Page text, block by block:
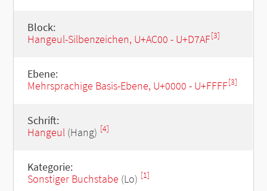
Block:
Hangeul-Silbenzeichen, U+AC00 - U+D7AF[3]
Ebene:
Mehrsprachige Basis-Ebene, U+0000 - U+FFFF[3]
Schrift:
Hangeul(Hang) [4]
Kategorie:
Sonstiger Buchstabe (Lo) [1]